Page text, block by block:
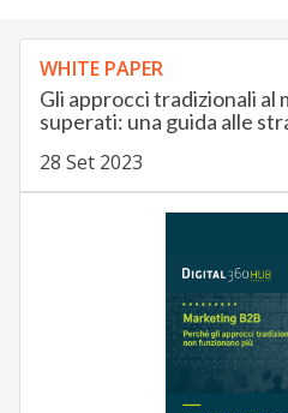
WHITE PAPER
Gli approcci tradizionali al
superati: una guida alle
28 Set 2023